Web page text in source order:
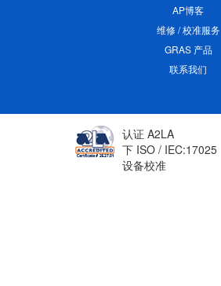
AP博客
维修 / 校准服务
GRAS 产品
联系我们
认证 A2LA
下 ISO / IEC:17025
设备校准